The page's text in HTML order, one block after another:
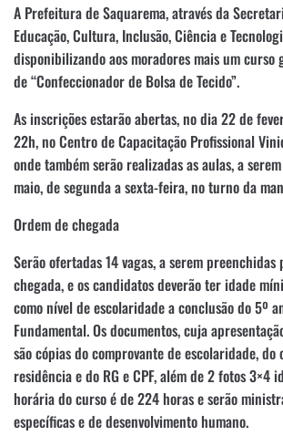
A Prefeitura de Saquarema, através da
Educação, Cultura, Inclusão, Ciência e
disponibilizando aos moradores mais um curso
de “Confeccionador de Bolsa de Tecido”.
As inscrições estarão abertas, no dia 22 de
22h, no Centro de Capacitação Profissional
onde também serão realizadas as aulas, a
maio, de segunda a sexta-feira, no turno da
Ordem de chegada
Serão ofertadas 14 vagas, a serem
chegada, e os candidatos deverão ter idade
como nível de escolaridade a conclusão do 5º
Fundamental. Os documentos, cuja
são cópias do comprovante de escolaridade, do
residência e do RG e CPF, além de 2 fotos 3×4
horária do curso é de 224 horas e serão
específicas e de desenvolvimento humano.